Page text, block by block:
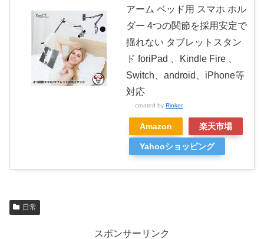
アーム ベッド用 スマホ ホル
ダー 4つの関節を採用安定で
揺れない タブレットスタン
ド foriPad 、Kindle Fire 、
Switch、android、iPhone等
対応
created by Rinker
Amazon 楽天市場
Yahooショッピング
日常
スポンサーリンク